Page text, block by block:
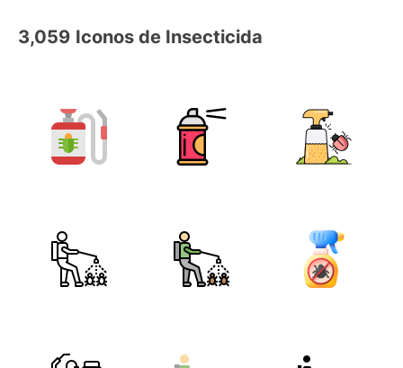
3,059 Iconos de Insecticida